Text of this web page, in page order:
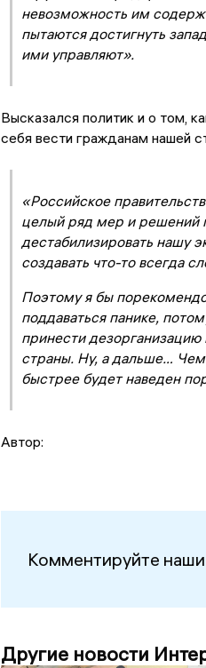
невозможность им
пытаются достигнуть
ими управляют».
Высказался политик и о том,
себя вести гражданам нашей
«Российское
целый ряд мер и решений
дестабилизировать нашу
создавать что-то всегда
Поэтому я бы
поддаваться панике,
принести
страны. Ну, а дальше… Чем
быстрее будет наведен
Автор:
Комментируйте
Другие новости